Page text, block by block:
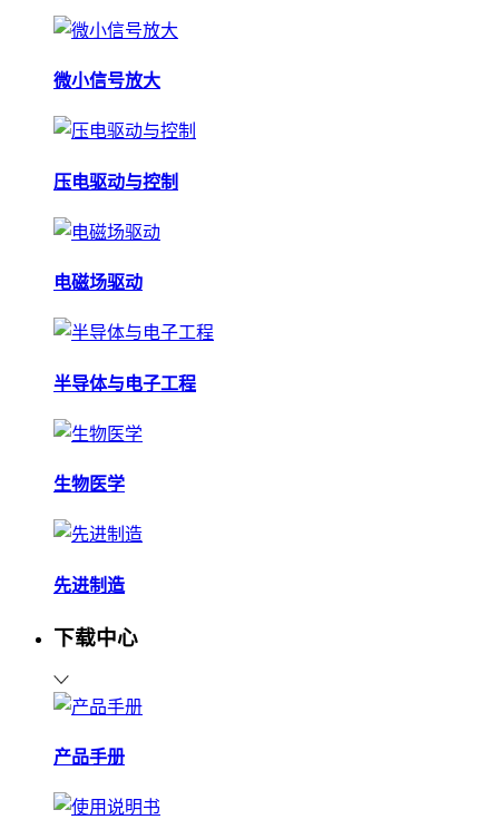
微小信号放大
压电驱动与控制
电磁场驱动
半导体与电子工程
生物医学
先进制造
下载中心
产品手册